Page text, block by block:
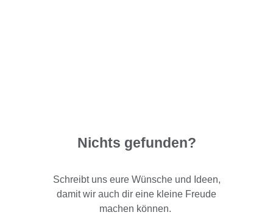
Nichts gefunden?
Schreibt uns eure Wünsche und Ideen,
damit wir auch dir eine kleine Freude
machen können.